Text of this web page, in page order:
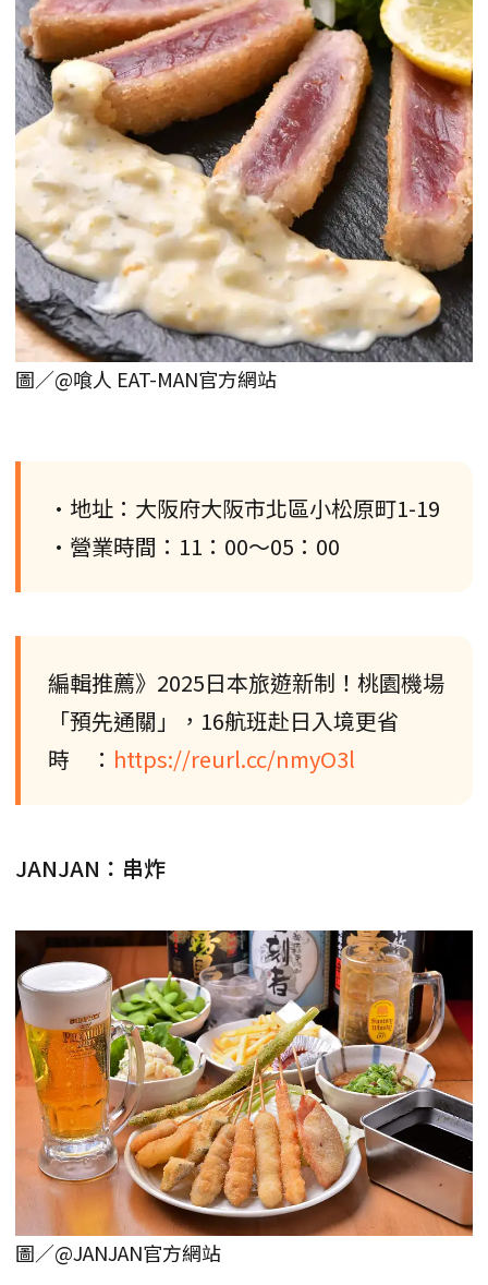
圖／@喰人 EAT-MAN官方網站
•地址：大阪府大阪市北區小松原町1-19
•營業時間：11：00～05：00
編輯推薦》2025日本旅遊新制！桃園機場
「預先通關」，16航班赴日入境更省
時 ： https://reurl.cc/nmyO3l
JANJAN：串炸
圖／@JANJAN官方網站